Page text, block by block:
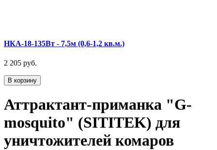
НКА-18-135Вт - 7,5м (0,6-1,2 кв.м.)
2 205 руб.
В корзину
Аттрактант-приманка "G-
mosquito" (SITITEK) для
уничтожителей комаров